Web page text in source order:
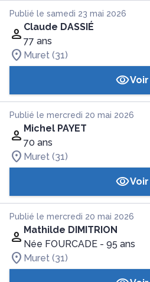
Publié le samedi 23 mai 2026
Claude DASSIÉ
77 ans
Muret (31)
Voir
Publié le mercredi 20 mai 2026
Michel PAYET
70 ans
Muret (31)
Voir
Publié le mercredi 20 mai 2026
Mathilde DIMITRION
Née FOURCADE - 95 ans
Muret (31)